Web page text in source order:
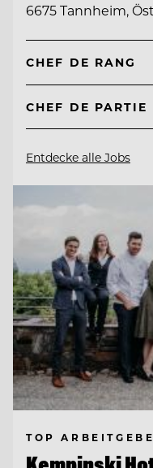
6675 Tannheim,
CHEF DE RANG
CHEF DE PARTIE
Entdecke alle Jobs
TOP